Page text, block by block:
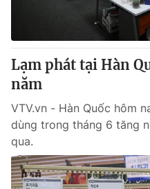
Lạm phát tại Hàn
năm
VTV.vn - Hàn Quốc hôm
dùng trong tháng 6 tăng
qua.